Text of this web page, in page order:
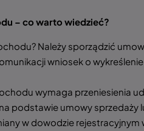
– co warto wiedzieć?
Należy sporządzić
wniosek o
wymaga przeniesienia
podstawie umowy sprzedaży
w dowodzie rejestracyjnym